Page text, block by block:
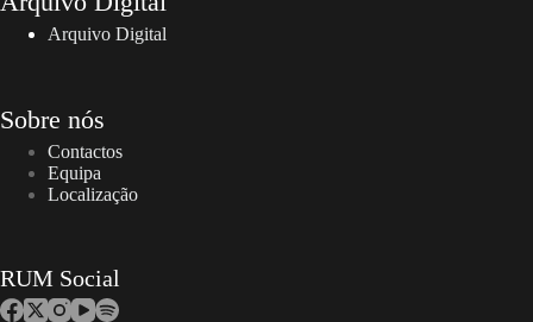
Arquivo Digital
Sobre nós
Contactos
Equipa
Localização
RUM Social